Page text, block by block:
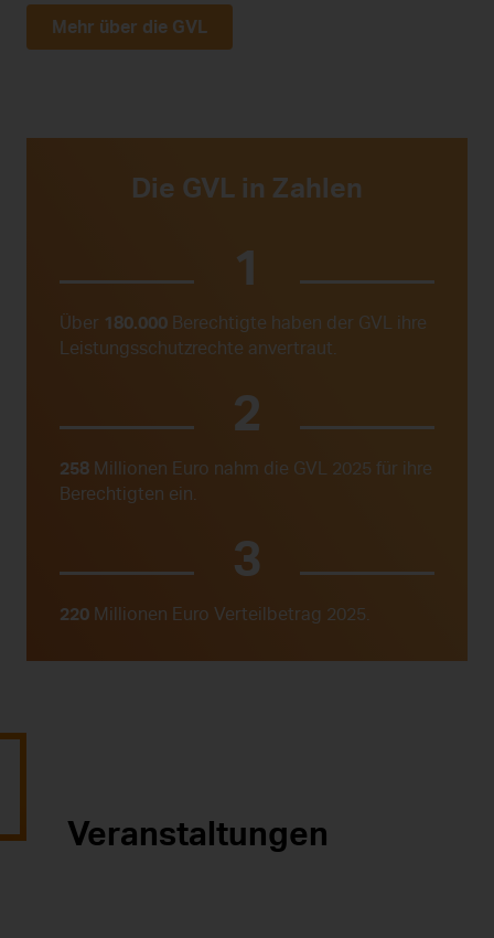
Mehr über die GVL
Die GVL in Zahlen
Über 180.000 Berechtigte haben der GVL ihre
Leistungsschutzrechte anvertraut.
258 Millionen Euro nahm die GVL 2025 für ihre
Berechtigten ein.
220 Millionen Euro Verteilbetrag 2025.
Veranstaltungen